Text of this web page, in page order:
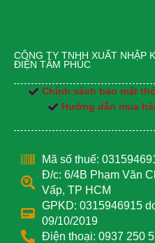
CÔNG TY TNHH XUẤT NHẬP
ĐIỆN TÂM PHÚC
Chính sách bảo mật
Hướng dẫn mua
Mã số thuế:
Đ/c: 6/4B Phạm Văn
Vấp, TP HCM
GPKD: 0315946915
09/10/2019
Điện thoại: 0937 250